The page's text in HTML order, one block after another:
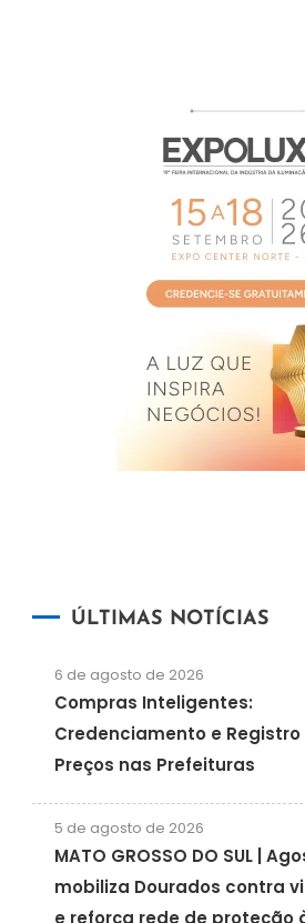
ÚLTIMAS NOTÍCIAS
6 de agosto de 2026
Compras Inteligentes:
Credenciamento e Registro
Preços nas Prefeituras
5 de agosto de 2026
MATO GROSSO DO SUL |
mobiliza Dourados contra
e reforça rede de proteção